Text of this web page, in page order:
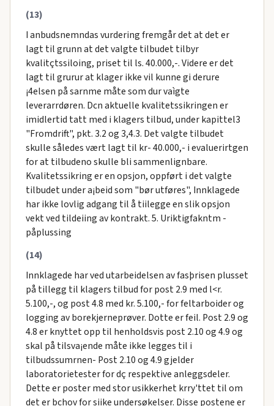
(13)
I anbudsnemndas vurdering fremgår det at det er
lagt til grunn at det valgte tilbudet tilbyr
kvalitçtssiloing, priset til ls. 40.000,-. Videre er det
lagt til grurur at klager ikke vil kunne gi derure
¡4elsen på sarnme måte som dur vaìgte
leverarrdøren. Dcn aktuelle kvalitetssikringen er
imidlertid tatt med i klagers tilbud, under kapittel3
"Fromdrift", pkt. 3.2 og 3,4.3. Det valgte tilbudet
skulle således vært lagt til kr- 40.000,- i evaluerirtgen
for at tilbudeno skulle bli sammenlignbare.
Kvalitetssikring er en opsjon, oppført i det valgte
tilbudet under a¡beid som "bør utføres", Innklagede
har ikke lovlig adgang til å tiilegge en slik opsjon
vekt ved tildeiing av kontrakt. 5. Uriktigfakntm -
påplussing
(14)
Innklagede har ved utarbeidelsen av fasþrisen plusset
på tillegg til klagers tilbud for post 2.9 med l<r.
5.100,-, og post 4.8 med kr. 5.100,- for feltarboider og
logging av borekjerneprøver. Dotte er feil. Post 2.9 og
4.8 er knyttet opp til henholdsvis post 2.10 og 4.9 og
skal på tilsva¡ende måte ikke legges til i
tilbudssumrnen- Post 2.10 og 4.9 gjelder
laboratorietester for dç respektive anleggsdeler.
Dette er poster med stor usikkerhet krry'ttet til om
det er bchov for siike undersøkelser. Disse postene er